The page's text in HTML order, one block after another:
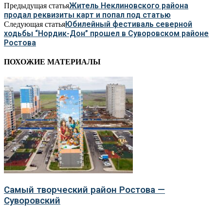
Предыдущая статьяЖитель Неклиновского района
продал реквизиты карт и попал под статью
Следующая статьяЮбилейный фестиваль северной
ходьбы “Нордик-Дон” прошел в Суворовском районе
Ростова
ПОХОЖИЕ МАТЕРИАЛЫ
Самый творческий район Ростова —
Суворовский